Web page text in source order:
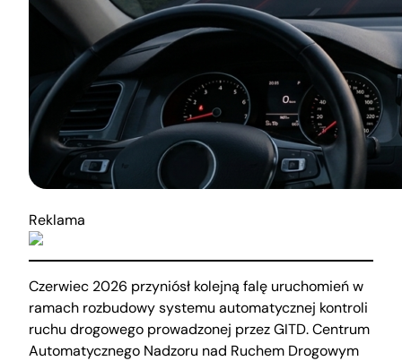
Reklama
Czerwiec 2026 przyniósł kolejną falę uruchomień w
ramach rozbudowy systemu automatycznej kontroli
ruchu drogowego prowadzonej przez GITD. Centrum
Automatycznego Nadzoru nad Ruchem Drogowym